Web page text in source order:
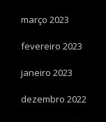
março 2023
fevereiro 2023
janeiro 2023
dezembro 2022